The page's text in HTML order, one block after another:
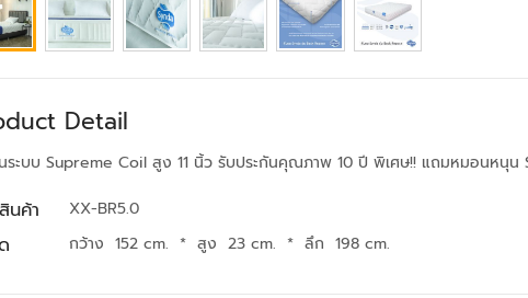
Detail
ระบบ Supreme Coil สูง 11 นิ้ว รับประกันคุณภาพ 10 ปี พิเศษ!! แถมหมอนหนุน
นค้า XX-BR5.0
กว้าง 152 cm. * สูง 23 cm. * ลึก 198 cm.